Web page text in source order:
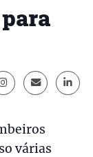
várias